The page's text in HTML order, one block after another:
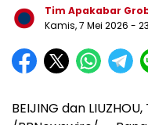
Tim Apakabar
Kamis, 7 Mei 2026 -
BEIJING dan